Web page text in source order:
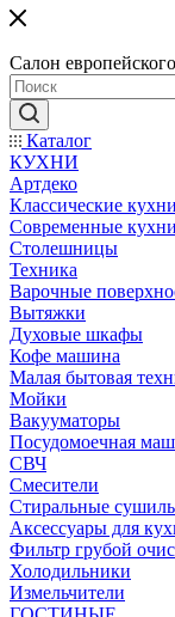
Салон
Каталог
КУХНИ
Артдеко
Классические кухни
Современные кухни
Столешницы
Техника
Варочные
Вытяжки
Духовые шкафы
Кофе машина
Малая бытовая
Мойки
Вакууматоры
Посудомоечная
СВЧ
Смесители
Стиральные
Аксессуары для
Фильтр грубой
Холодильники
Измельчители